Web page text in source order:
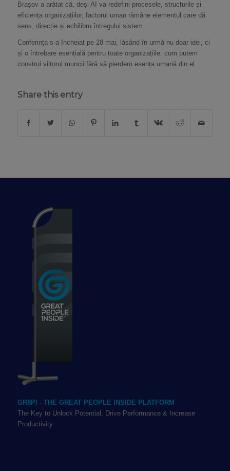
Brașov a arătat că, deși AI va redefini procesele, structurile și
eficiența organizațiilor, factorul uman rămâne elementul care dă
sens, direcție și echilibru întregului sistem.
Conferința s-a încheiat pe 28 mai, lăsând în urmă nu doar idei, ci
și o întrebare esențială pentru toate organizațiile: cum putem
construi viitorul muncii fără să pierdem esența umană din el.
Share this entry
GR8PI - THE GREAT PEOPLE INSIDE PLATFORM
The Key to Unlock Potential, Drive Performance & Increase
Productivity